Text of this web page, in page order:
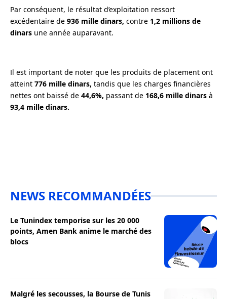
Par conséquent, le résultat d’exploitation ressort
excédentaire de 936 mille dinars, contre 1,2 millions de
dinars une année auparavant.
Il est important de noter que les produits de placement ont
atteint 776 mille dinars, tandis que les charges financières
nettes ont baissé de 44,6%, passant de 168,6 mille dinars à
93,4 mille dinars.
NEWS RECOMMANDÉES
Le Tunindex temporise sur les 20 000
points, Amen Bank anime le marché des
blocs
Malgré les secousses, la Bourse de Tunis